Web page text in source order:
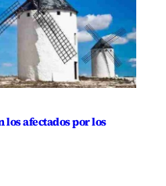
los afectados por los